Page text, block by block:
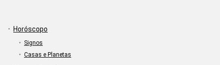
Horóscopo
Signos
Casas e Planetas